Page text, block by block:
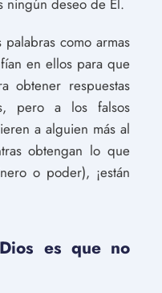
palabras como armas
en ellos para que
obtener respuestas
pero a los falsos
a alguien más al
obtengan lo que
o poder), ¡están
es que no